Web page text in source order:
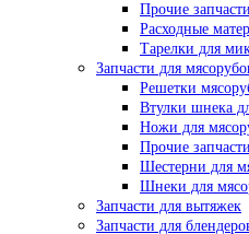
Прочие
Расходные
Тарелки для
Запчасти для
Решетки
Втулки шнека
Ножи для
Прочие
Шестерни для
Шнеки для
Запчасти для вытяжек
Запчасти для